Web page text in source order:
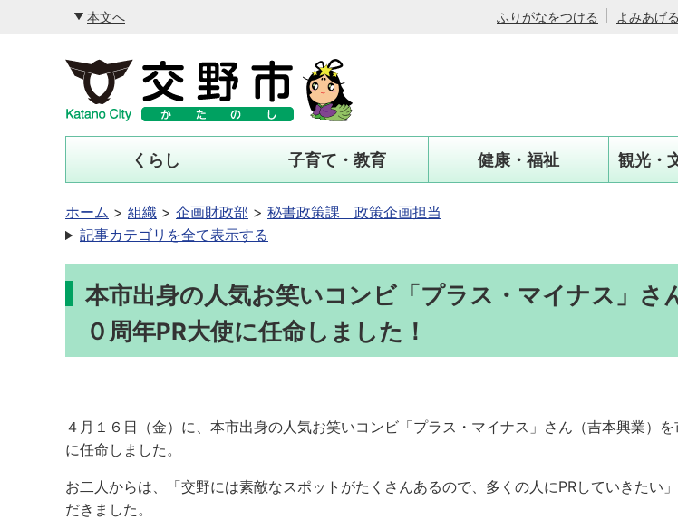
本文へ ふりがなをつける よみあげる
くらし 子育て・教育 健康・福祉 観光・
ホーム 組織 企画財政部
秘書政策課 政策企画担当
記事カテゴリを全て表示する
本市出身の人気お笑いコンビ「プラス・マイナス」さ
０周年PR大使に任命しました！
４月１６日（金）に、本市出身の人気お笑いコンビ「プラス・マイナス」さん（吉本興業）
に任命しました。
お二人からは、「交野には素敵なスポットがたくさんあるので、多くの人にPRしていきたい
だきました。